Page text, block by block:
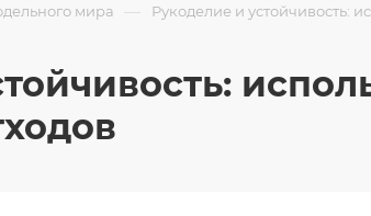
мира — Рукоделие и устойчивость: